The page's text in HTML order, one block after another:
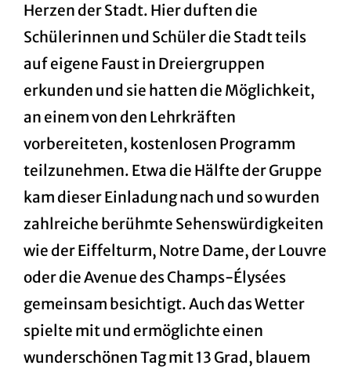
Herzen der Stadt. Hier duften die
Schülerinnen und Schüler die Stadt teils
auf eigene Faust in Dreiergruppen
erkunden und sie hatten die Möglichkeit,
an einem von den Lehrkräften
vorbereiteten, kostenlosen Programm
teilzunehmen. Etwa die Hälfte der Gruppe
kam dieser Einladung nach und so wurden
zahlreiche berühmte Sehenswürdigkeiten
wie der Eiffelturm, Notre Dame, der Louvre
oder die Avenue des Champs-Élysées
gemeinsam besichtigt. Auch das Wetter
spielte mit und ermöglichte einen
wunderschönen Tag mit 13 Grad, blauem